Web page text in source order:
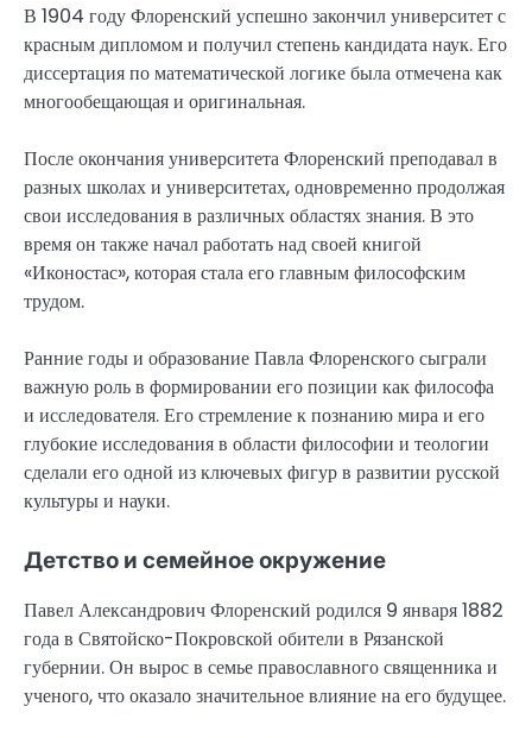
В 1904 году Флоренский успешно закончил университет с
красным дипломом и получил степень кандидата наук. Его
диссертация по математической логике была отмечена как
многообещающая и оригинальная.
После окончания университета Флоренский преподавал в
разных школах и университетах, одновременно продолжая
свои исследования в различных областях знания. В это
время он также начал работать над своей книгой
«Иконостас», которая стала его главным философским
трудом.
Ранние годы и образование Павла Флоренского сыграли
важную роль в формировании его позиции как философа
и исследователя. Его стремление к познанию мира и его
глубокие исследования в области философии и теологии
сделали его одной из ключевых фигур в развитии русской
культуры и науки.
Детство и семейное окружение
Павел Александрович Флоренский родился 9 января 1882
года в Святойско-Покровской обители в Рязанской
губернии. Он вырос в семье православного священника и
ученого, что оказало значительное влияние на его будущее.